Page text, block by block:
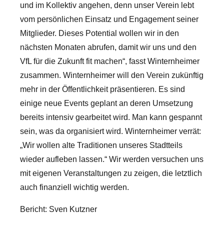
und im Kollektiv angehen, denn unser Verein lebt
vom persönlichen Einsatz und Engagement seiner
Mitglieder. Dieses Potential wollen wir in den
nächsten Monaten abrufen, damit wir uns und den
VfL für die Zukunft fit machen“, fasst Winternheimer
zusammen. Winternheimer will den Verein zukünftig
mehr in der Öffentlichkeit präsentieren. Es sind
einige neue Events geplant an deren Umsetzung
bereits intensiv gearbeitet wird. Man kann gespannt
sein, was da organisiert wird. Winternheimer verrät:
„Wir wollen alte Traditionen unseres Stadtteils
wieder aufleben lassen.“ Wir werden versuchen uns
mit eigenen Veranstaltungen zu zeigen, die letztlich
auch finanziell wichtig werden.
Bericht: Sven Kutzner